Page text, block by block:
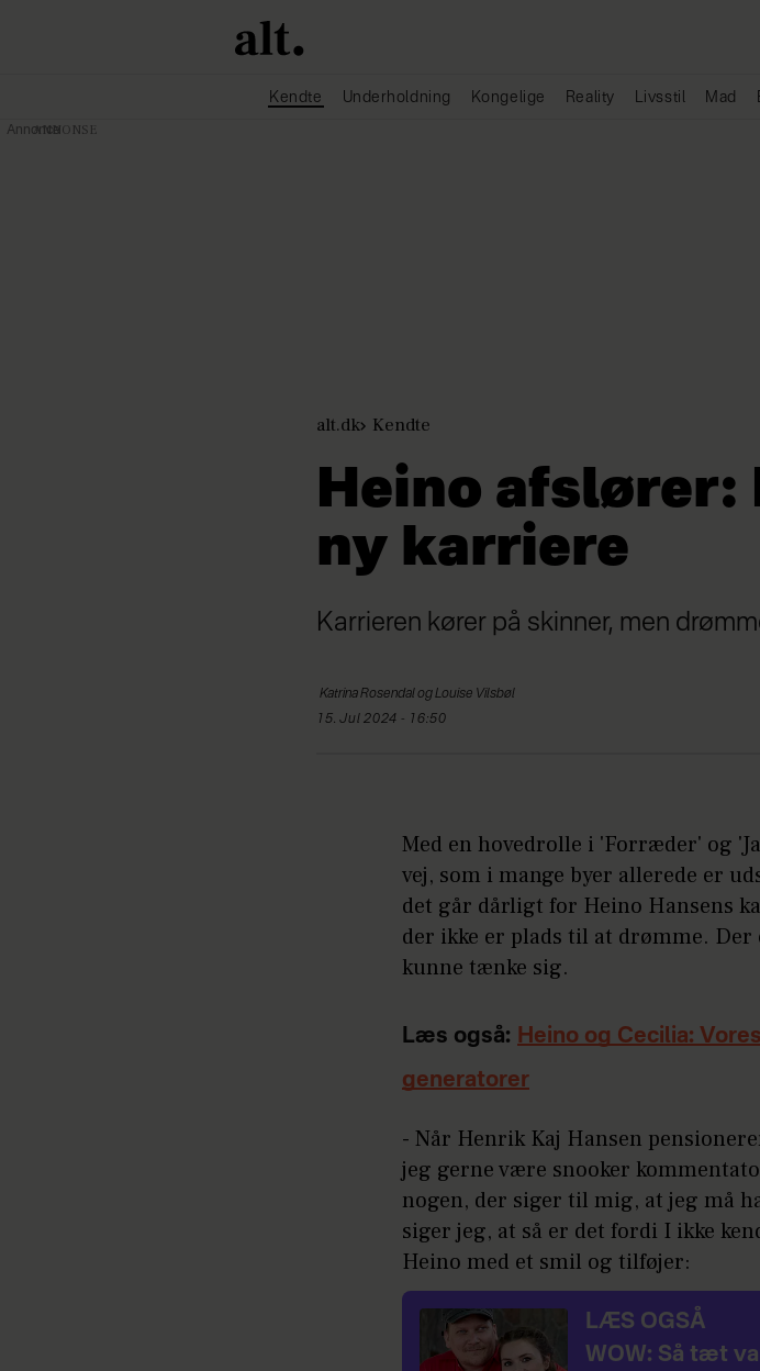
Kendte Underholdning Kongelige Reality Livsstil Mad
alt.dk Kendte
Heino afslører:
ny karriere
Karrieren kører på skinner, men
Katrina Rosendal og Louise Vilsbøl
15. Jul 2024 - 16:50
Med en hovedrolle i 'Forræder' og
vej, som i mange byer allerede er
det går dårligt for Heino Hansens
der ikke er plads til at drømme.
kunne tænke sig.
Læs også: Heino og Cecilia:
generatorer
- Når Henrik Kaj Hansen
jeg gerne være snooker
nogen, der siger til mig, at jeg må
siger jeg, at så er det fordi I ikke
Heino med et smil og tilføjer:
LÆS OGSÅ
WOW: Så tæt
Annonce